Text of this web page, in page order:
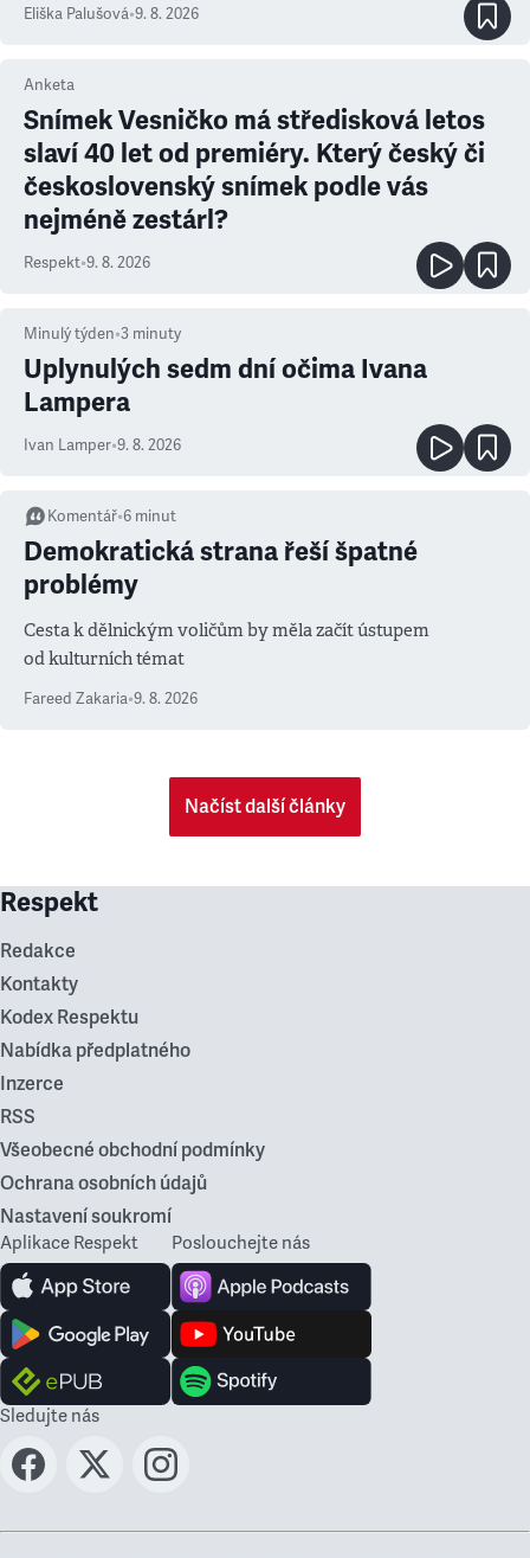
Eliška Palušová•9. 8. 2026
Anketa
Snímek Vesničko má středisková letos
slaví 40 let od premiéry. Který český či
československý snímek podle vás
nejméně zestárl?
Respekt•9. 8. 2026
Minulý týden•3 minuty
Uplynulých sedm dní očima Ivana
Lampera
Ivan Lamper•9. 8. 2026
Komentář•6 minut
Demokratická strana řeší špatné
problémy
Cesta k dělnickým voličům by měla začít ústupem
od kulturních témat
Fareed Zakaria•9. 8. 2026
Načíst další články
Respekt
Redakce
Kontakty
Kodex Respektu
Nabídka předplatného
Inzerce
RSS
Všeobecné obchodní podmínky
Ochrana osobních údajů
Nastavení soukromí
Aplikace Respekt Poslouchejte nás
Sledujte nás